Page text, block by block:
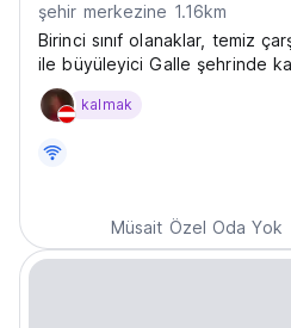
şehir merkezine 1.16km
Birinci sınıf olanaklar, temiz
ile büyüleyici Galle şehrinde
ideal bir sığınaktır.
kalmak
Müsait Özel Oda Yok